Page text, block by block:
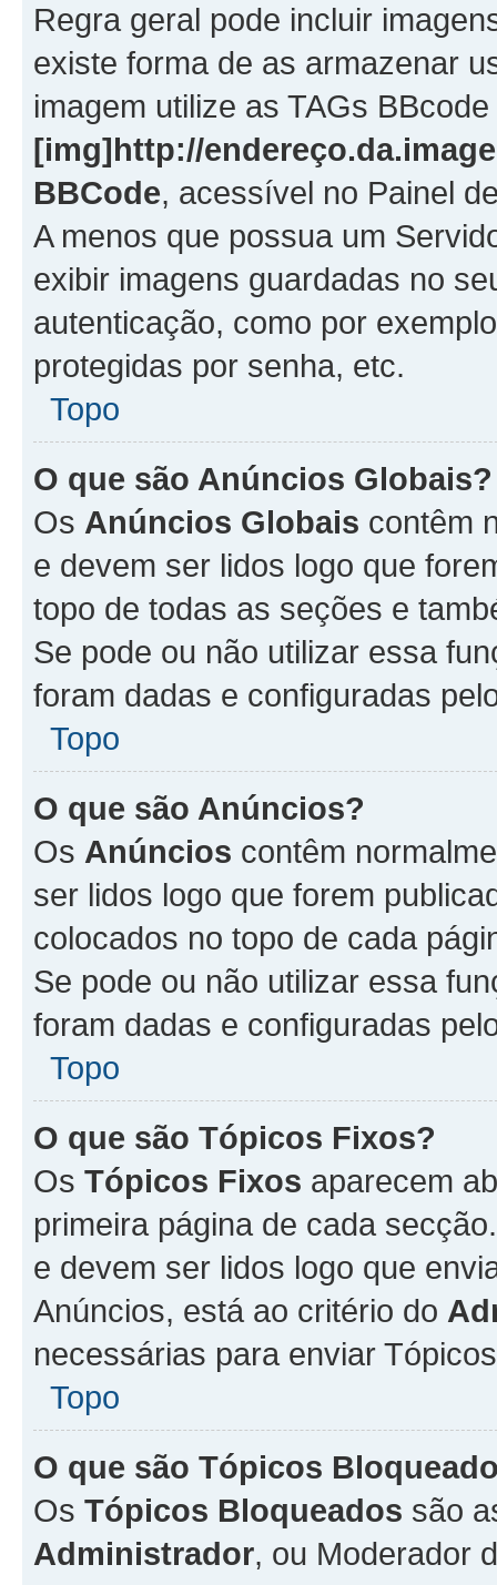
Regra geral pode incluir
existe forma de as armazenar
imagem utilize as TAGs BBcode
[img]http://
BBCode, acessível no Painel
A menos que possua um
exibir imagens guardadas no
autenticação, como por
protegidas por senha, etc.
Topo
O que são Anúncios Globais?
Os Anúncios Globais contêm
e devem ser lidos logo que
topo de todas as seções e
Se pode ou não utilizar essa
foram dadas e configuradas
Topo
O que são Anúncios?
Os Anúncios contêm
ser lidos logo que forem
colocados no topo de cada
Se pode ou não utilizar essa
foram dadas e configuradas
Topo
O que são Tópicos Fixos?
Os Tópicos Fixos aparecem
primeira página de cada
e devem ser lidos logo que
Anúncios, está ao critério do
necessárias para enviar
Topo
O que são Tópicos
Os Tópicos Bloqueados são
Administrador, ou Moderador